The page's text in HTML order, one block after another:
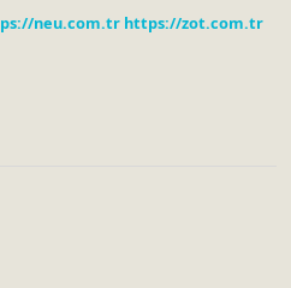
neu.com.tr https://zot.com.tr